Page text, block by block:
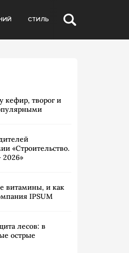
СТИЛЬ
кефир, творог и
«Строительство.
2026»
витамины, и как
IPSUM
лесов: в
острые